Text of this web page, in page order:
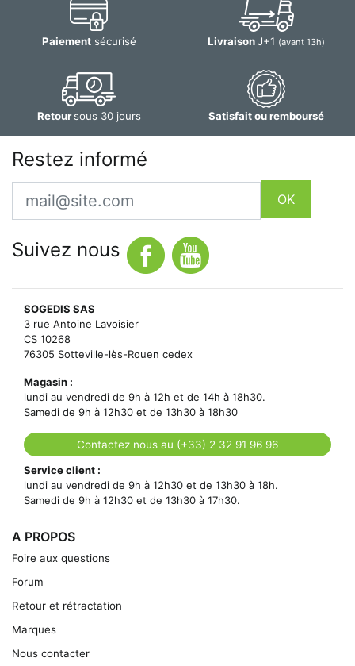
Paiementsécurisé LivraisonJ+1 (avant 13h)
Retoursous 30 jours Satisfait ou remboursé
Restez informé
Email
OK
Suivez nous
SOGEDIS SAS
3 rue Antoine Lavoisier
CS 10268
76305 Sotteville-lès-Rouen cedex
Magasin :
lundi au vendredi de 9h à 12h et de 14h à 18h30.
Samedi de 9h à 12h30 et de 13h30 à 18h30
Contactez nous au (+33) 2 32 91 96 96
Service client :
lundi au vendredi de 9h à 12h30 et de 13h30 à 18h.
Samedi de 9h à 12h30 et de 13h30 à 17h30.
A PROPOS
Foire aux questions
Forum
Retour et rétractation
Marques
Nous contacter